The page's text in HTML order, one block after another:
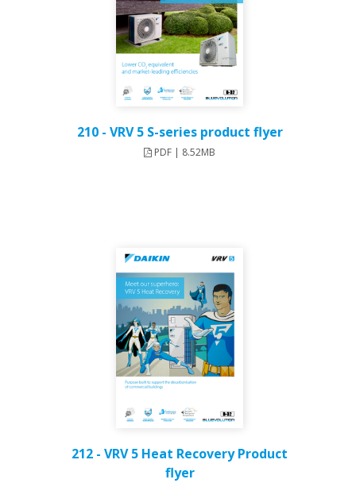
210 - VRV 5 S-series product flyer
PDF | 8.52MB
212 - VRV 5 Heat Recovery Product
flyer